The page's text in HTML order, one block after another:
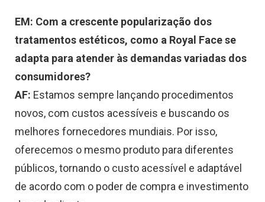
EM: Com a crescente popularização dos
tratamentos estéticos, como a Royal Face se
adapta para atender às demandas variadas dos
consumidores?
AF: Estamos sempre lançando procedimentos
novos, com custos acessíveis e buscando os
melhores fornecedores mundiais. Por isso,
oferecemos o mesmo produto para diferentes
públicos, tornando o custo acessível e adaptável
de acordo com o poder de compra e investimento